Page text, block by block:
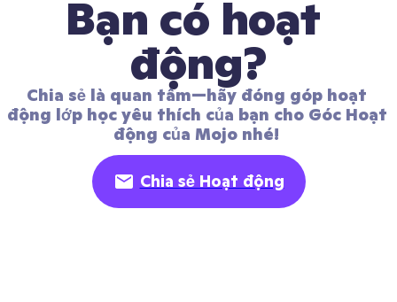
Bạn có hoạt
động?
Chia sẻ là quan tâm—hãy đóng góp hoạt
động lớp học yêu thích của bạn cho Góc Hoạt
động của Mojo nhé!
Chia sẻ Hoạt động